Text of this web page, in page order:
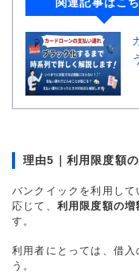
理由5｜利用限度額
バンクイックを利用し
応じて、 利用限度額の
す。
利用者にとっては、借
う。